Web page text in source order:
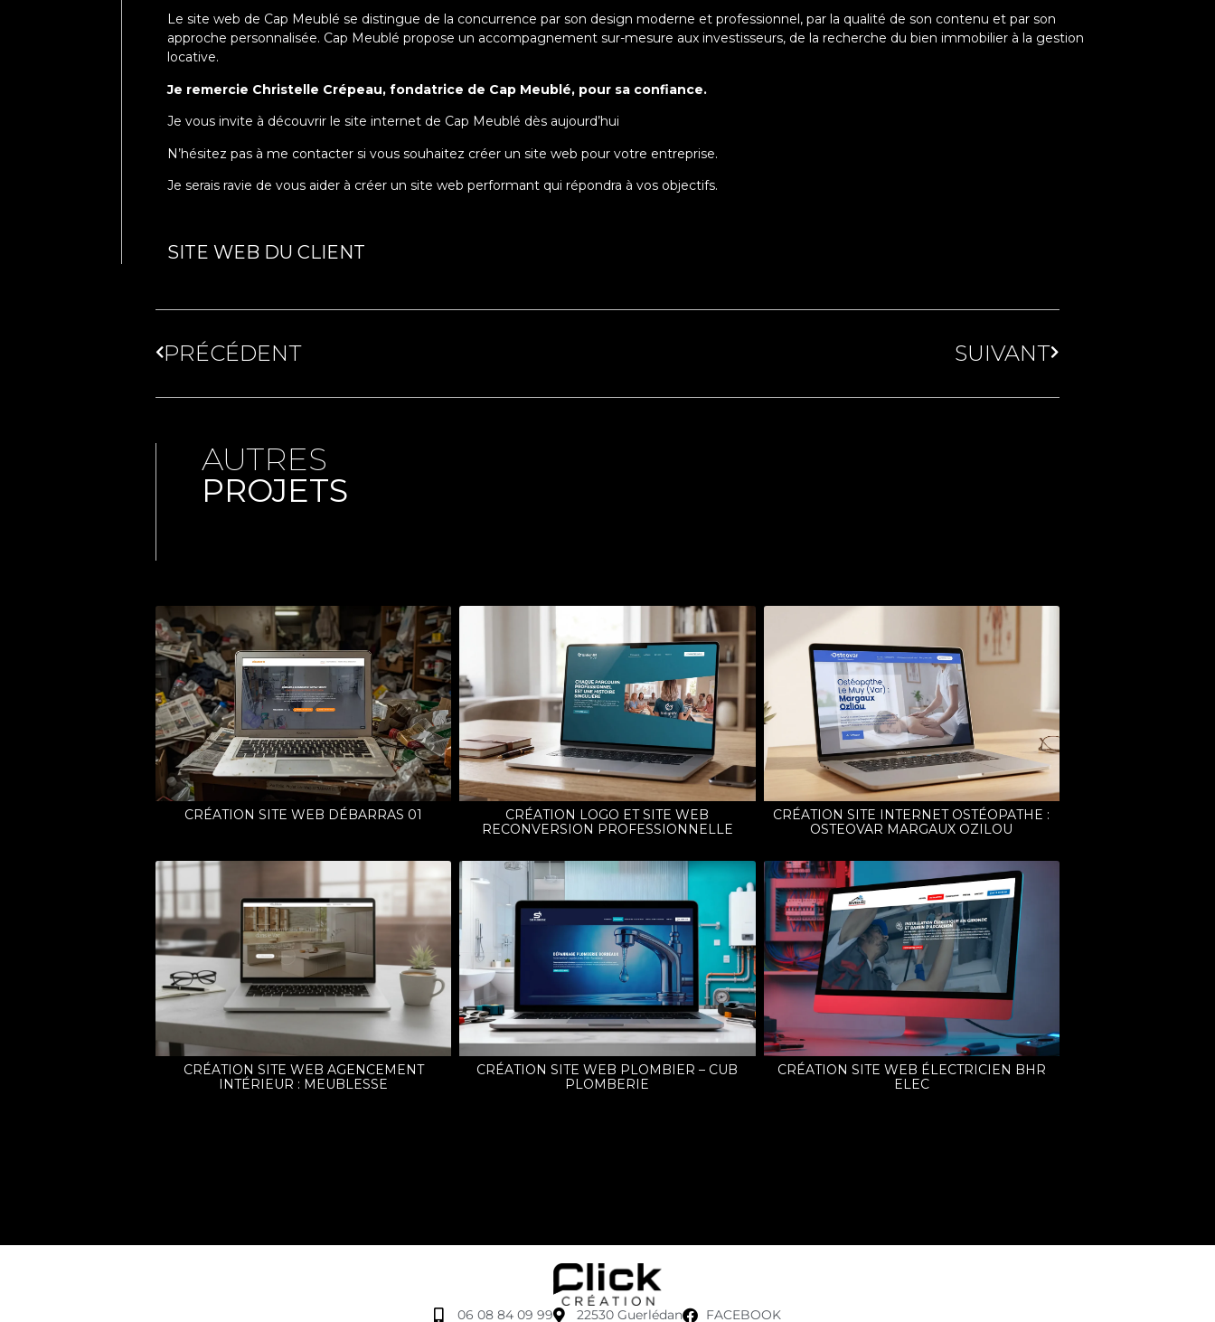
Le site web de Cap Meublé se distingue de la concurrence par son design moderne et professionnel, par la qualité de son contenu et par son
approche personnalisée. Cap Meublé propose un accompagnement sur-mesure aux investisseurs, de la recherche du bien immobilier à la gestion
locative.
Je remercie Christelle Crépeau, fondatrice de Cap Meublé, pour sa confiance.
Je vous invite à découvrir le site internet de Cap Meublé dès aujourd’hui
N’hésitez pas à me contacter si vous souhaitez créer un site web pour votre entreprise.
Je serais ravie de vous aider à créer un site web performant qui répondra à vos objectifs.
SITE WEB DU CLIENT
PRÉCÉDENT SUIVANT
AUTRES
PROJETS
CRÉATION SITE WEB DÉBARRAS 01
CRÉATION LOGO ET SITE WEB
RECONVERSION PROFESSIONNELLE
CRÉATION SITE INTERNET OSTÉOPATHE :
OSTEOVAR MARGAUX OZILOU
CRÉATION SITE WEB AGENCEMENT
INTÉRIEUR : MEUBLESSE
CRÉATION SITE WEB PLOMBIER – CUB
PLOMBERIE
CRÉATION SITE WEB ÉLECTRICIEN BHR
ELEC
06 08 84 09 99 22530 Guerlédan FACEBOOK